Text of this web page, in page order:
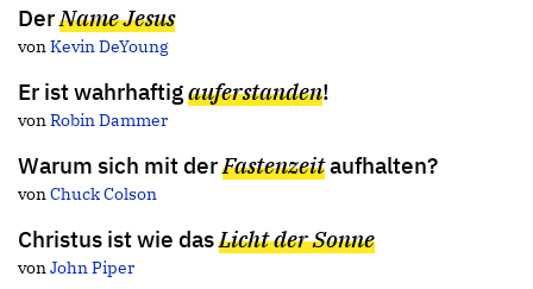
DerName Jesus
von Kevin DeYoung
Er ist wahrhaftigauferstanden!
von Robin Dammer
Warum sich mit derFastenzeitaufhalten?
von Chuck Colson
Christus ist wie dasLicht der Sonne
von John Piper